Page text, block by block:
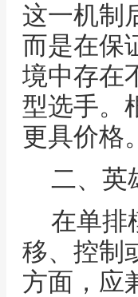
这一机制
而是在保
境中存在
型选手。
更具价格。
二、英
在单排
移、控制
方面，应